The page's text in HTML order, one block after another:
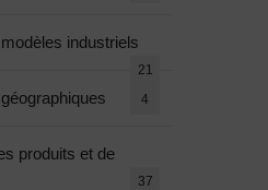
industriels
21
4
produits et de
37